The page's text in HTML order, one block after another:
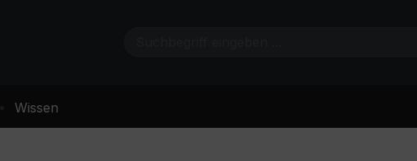
Wissen